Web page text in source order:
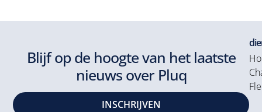
Blijf op de hoogte van het laatste
nieuws over Pluq
INSCHRIJVEN